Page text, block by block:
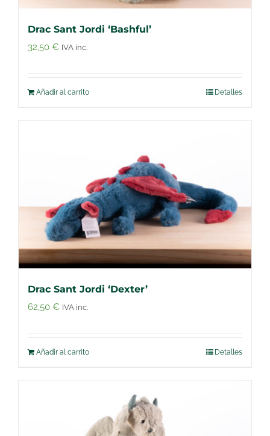
Drac Sant Jordi ‘Bashful’
32,50 € IVA inc.
Añadir al carrito Detalles
Drac Sant Jordi ‘Dexter’
62,50 € IVA inc.
Añadir al carrito Detalles